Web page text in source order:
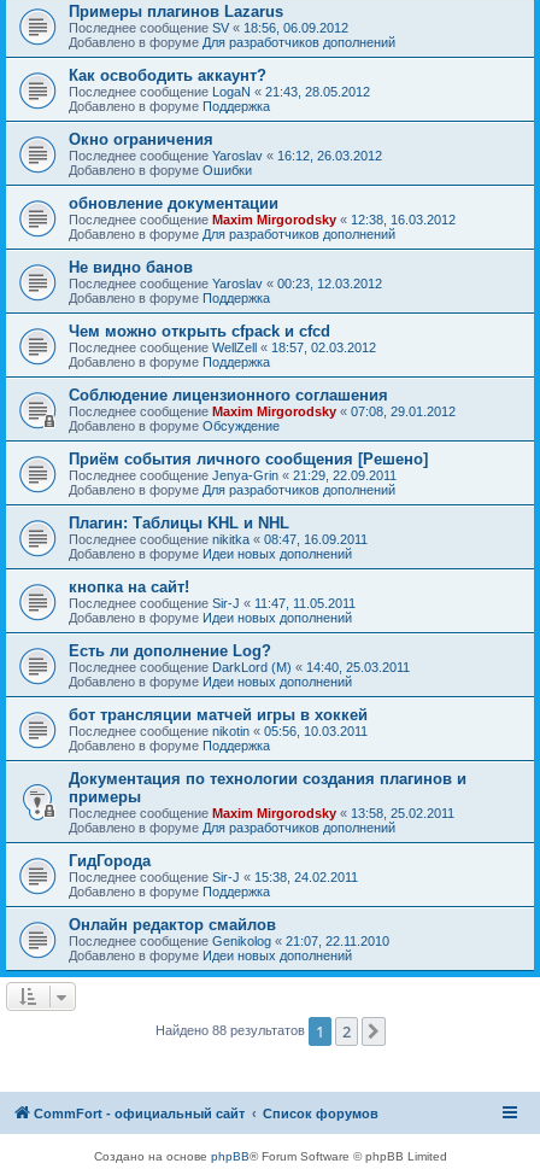
Примеры плагинов Lazarus
Последнее сообщение SV « 18:56, 06.09.2012
Добавлено в форуме Для разработчиков дополнений
Как освободить аккаунт?
Последнее сообщение LogaN « 21:43, 28.05.2012
Добавлено в форуме Поддержка
Окно ограничения
Последнее сообщение Yaroslav « 16:12, 26.03.2012
Добавлено в форуме Ошибки
обновление документации
Последнее сообщение Maxim Mirgorodsky « 12:38, 16.03.2012
Добавлено в форуме Для разработчиков дополнений
Не видно банов
Последнее сообщение Yaroslav « 00:23, 12.03.2012
Добавлено в форуме Поддержка
Чем можно открыть cfpack и cfcd
Последнее сообщение WellZell « 18:57, 02.03.2012
Добавлено в форуме Поддержка
Соблюдение лицензионного соглашения
Последнее сообщение Maxim Mirgorodsky « 07:08, 29.01.2012
Добавлено в форуме Обсуждение
Приём события личного сообщения [Решено]
Последнее сообщение Jenya-Grin « 21:29, 22.09.2011
Добавлено в форуме Для разработчиков дополнений
Плагин: Таблицы KHL и NHL
Последнее сообщение nikitka « 08:47, 16.09.2011
Добавлено в форуме Идеи новых дополнений
кнопка на сайт!
Последнее сообщение Sir-J « 11:47, 11.05.2011
Добавлено в форуме Идеи новых дополнений
Есть ли дополнение Log?
Последнее сообщение DarkLord (M) « 14:40, 25.03.2011
Добавлено в форуме Идеи новых дополнений
бот трансляции матчей игры в хоккей
Последнее сообщение nikotin « 05:56, 10.03.2011
Добавлено в форуме Поддержка
Документация по технологии создания плагинов и
примеры
Последнее сообщение Maxim Mirgorodsky « 13:58, 25.02.2011
Добавлено в форуме Для разработчиков дополнений
ГидГорода
Последнее сообщение Sir-J « 15:38, 24.02.2011
Добавлено в форуме Поддержка
Онлайн редактор смайлов
Последнее сообщение Genikolog « 21:07, 22.11.2010
Добавлено в форуме Идеи новых дополнений
Найдено 88 результатов 1 2
CommFort - официальный сайт Список форумов
Создано на основе phpBB® Forum Software © phpBB Limited